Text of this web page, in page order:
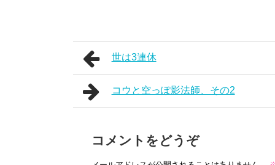
世は3連休
コウと空っぽ影法師、その2
コメントをどうぞ